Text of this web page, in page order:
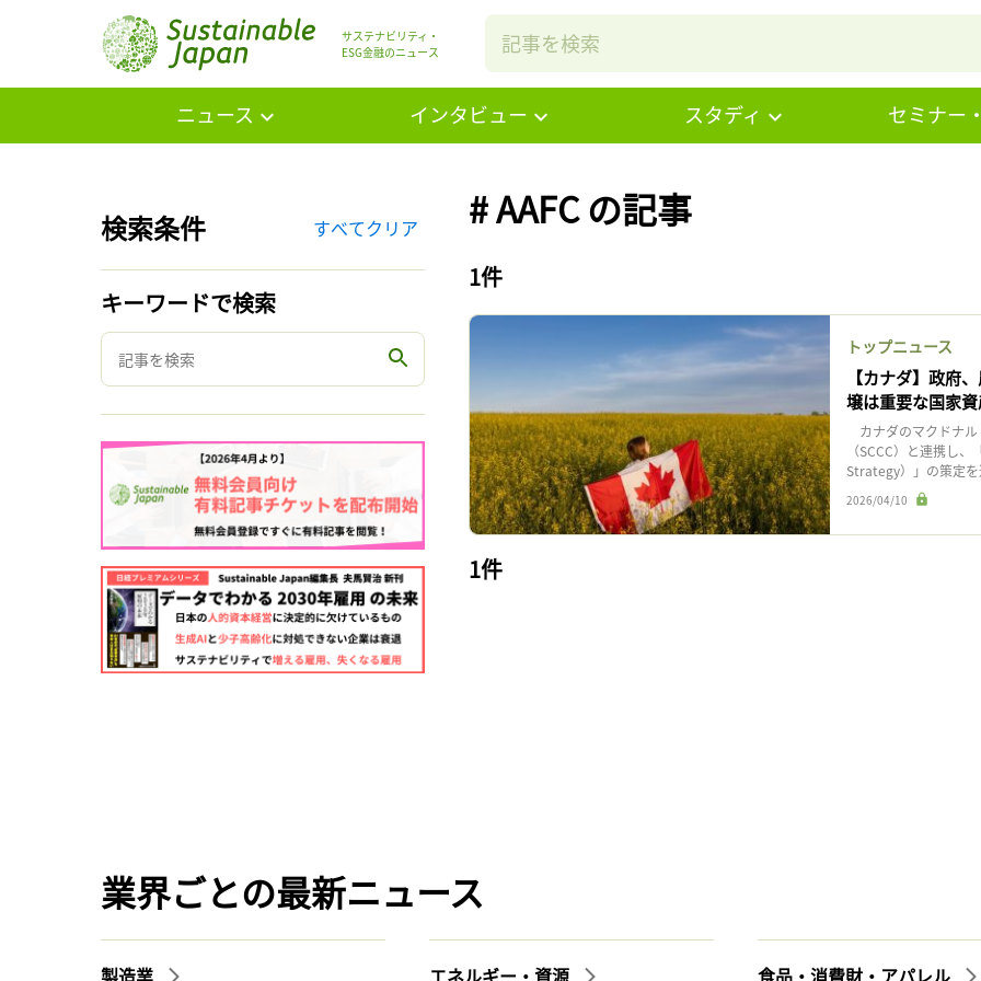
サステナビリティ・
ESG金融のニュース
ニュース インタビュー スタディ セミナー
検索条件 すべてクリア
キーワードで検索
# AAFC の記事
1件
トップニュース
【カナダ】政府
壌は重要な国家
カナダのマクドナル
（SCCC）と連携し
Strategy）」の策定
2026/04/10
1件
業界ごとの最新ニュース